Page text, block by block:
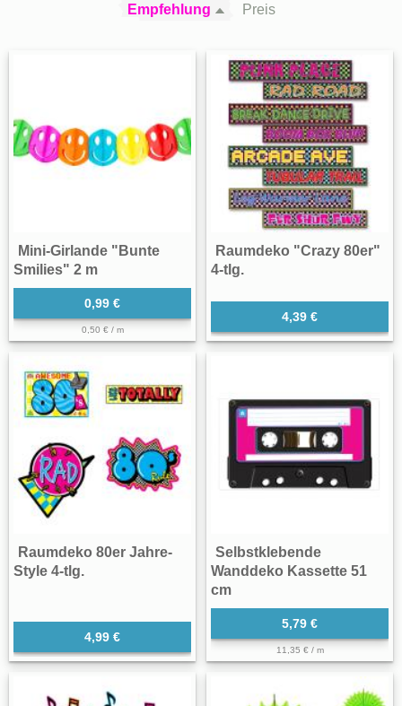
Empfehlung Preis
Mini-Girlande "Bunte
Smilies" 2 m
0,99 €
0,50 € / m
Raumdeko "Crazy 80er"
4-tlg.
4,39 €
Raumdeko 80er Jahre-
Style 4-tlg.
4,99 €
Selbstklebende
Wanddeko Kassette 51
cm
5,79 €
11,35 € / m